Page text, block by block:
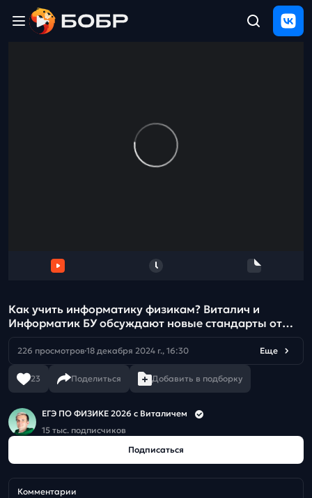
Как учить информатику физикам? Виталич и
Информатик БУ обсуждают новые стандарты от
Бауманки
226 просмотров 18 декабря 2024 г., 16:30 Еще
23 Поделиться Добавить в подборку
ЕГЭ ПО ФИЗИКЕ 2026 с Виталичем
15 тыс. подписчиков
Подписаться
Комментарии